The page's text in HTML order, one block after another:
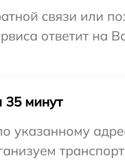
связи или
ответит на
35 минут
указанному